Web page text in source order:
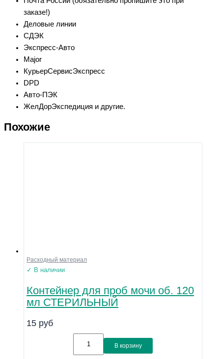
заказе!)
Деловые линии
СДЭК
Экспресс-Авто
Major
КурьерСервисЭкспресс
DPD
Авто-ПЭК
ЖелДорЭкспедиция и другие.
Похожие
Расходный материал
✓ В наличии
Контейнер для проб мочи об. 120
мл СТЕРИЛЬНЫЙ
15 руб
В корзину